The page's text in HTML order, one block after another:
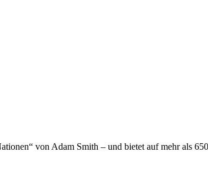
von Adam Smith – und bietet auf mehr als